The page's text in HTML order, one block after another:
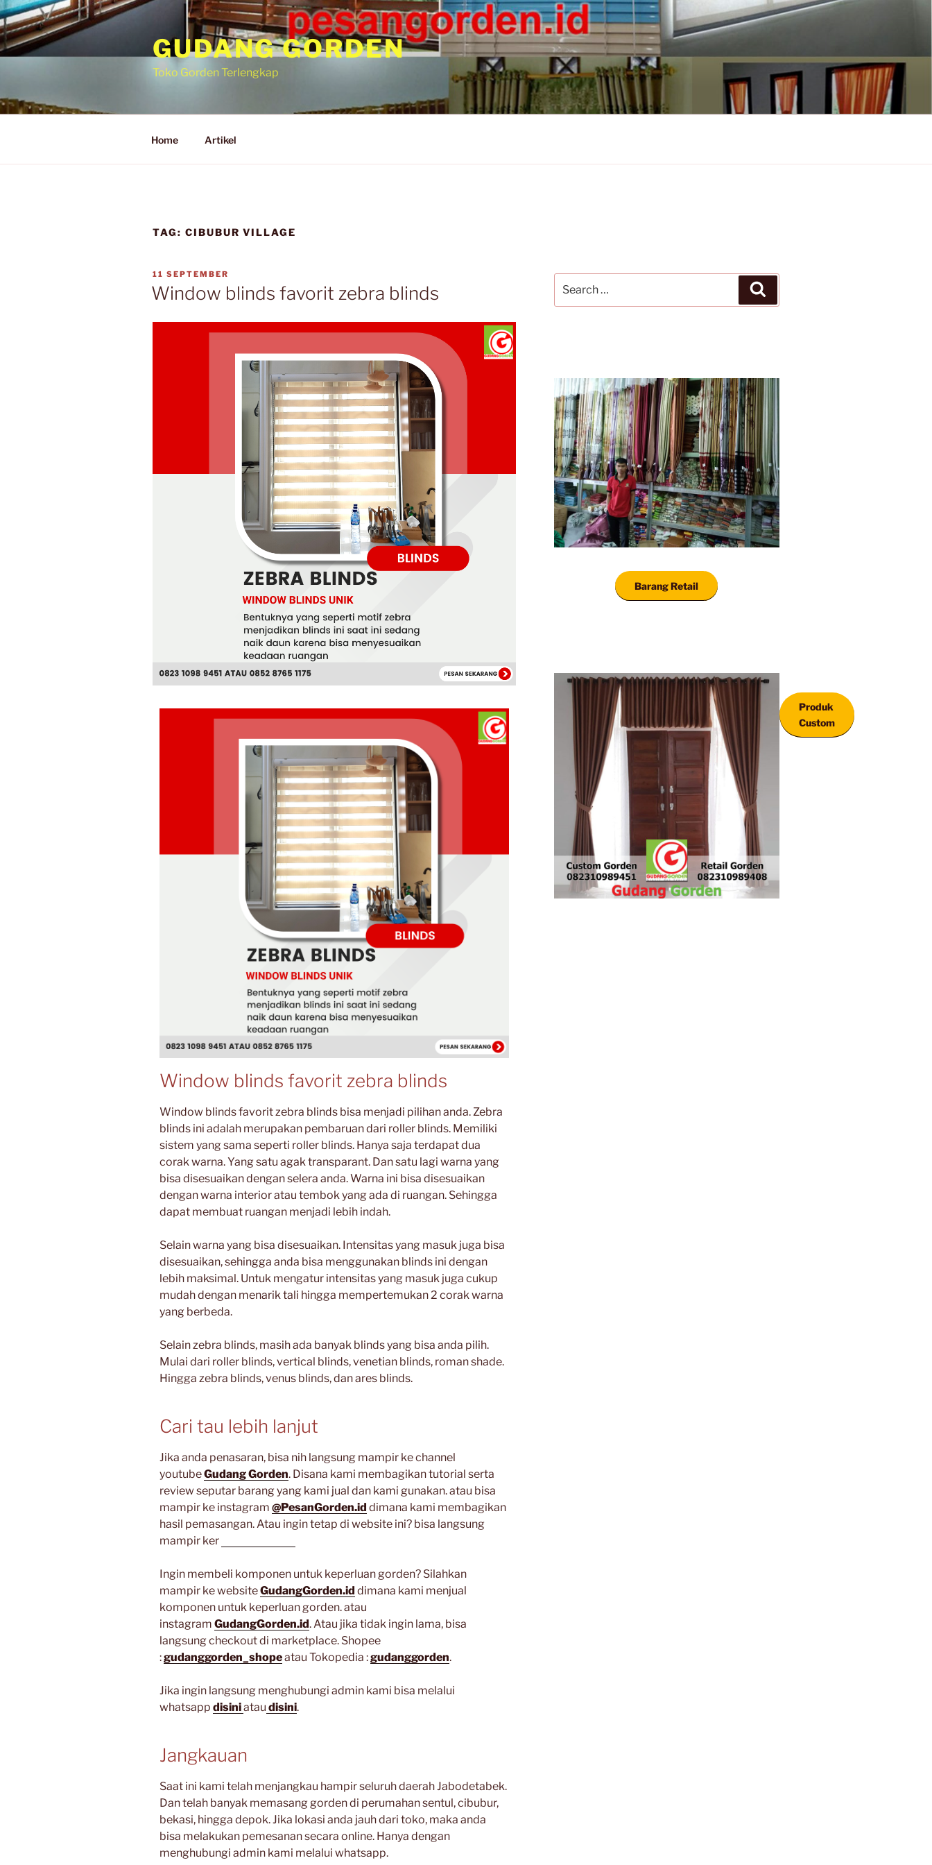
GUDANG GORDEN
Toko Gorden Terlengkap
Home Artikel
TAG: CIBUBUR VILLAGE
11 SEPTEMBER
Window blinds favorit zebra blinds
Window blinds favorit zebra blinds
Window blinds favorit zebra blinds bisa menjadi pilihan anda. Zebra
blinds ini adalah merupakan pembaruan dari roller blinds. Memiliki
sistem yang sama seperti roller blinds. Hanya saja terdapat dua
corak warna. Yang satu agak transparant. Dan satu lagi warna yang
bisa disesuaikan dengan selera anda. Warna ini bisa disesuaikan
dengan warna interior atau tembok yang ada di ruangan. Sehingga
dapat membuat ruangan menjadi lebih indah.
Selain warna yang bisa disesuaikan. Intensitas yang masuk juga bisa
disesuaikan, sehingga anda bisa menggunakan blinds ini dengan
lebih maksimal. Untuk mengatur intensitas yang masuk juga cukup
mudah dengan menarik tali hingga mempertemukan 2 corak warna
yang berbeda.
Selain zebra blinds, masih ada banyak blinds yang bisa anda pilih.
Mulai dari roller blinds, vertical blinds, venetian blinds, roman shade.
Hingga zebra blinds, venus blinds, dan ares blinds.
Cari tau lebih lanjut
Jika anda penasaran, bisa nih langsung mampir ke channel
youtubeGudang Gorden. Disana kami membagikan tutorial serta
review seputar barang yang kami jual dan kami gunakan. atau bisa
mampir ke instagram @PesanGorden.id dimana kami membagikan
hasil pemasangan. Atau ingin tetap di website ini? bisa langsung
mampir ker
Ingin membeli komponen untuk keperluan gorden? Silahkan
mampir ke websiteGudangGorden.id dimana kami menjual
komponen untuk keperluan gorden. atau
instagram GudangGorden.id. Atau jika tidak ingin lama, bisa
langsung checkout di marketplace. Shopee
:gudanggorden_shopeatau Tokopedia :gudanggorden.
Jika ingin langsung menghubungi admin kami bisa melalui
whatsapp disiniatau disini.
Jangkauan
Saat ini kami telah menjangkau hampir seluruh daerah Jabodetabek.
Dan telah banyak memasang gorden di perumahan sentul, cibubur,
bekasi, hingga depok. Jika lokasi anda jauh dari toko, maka anda
bisa melakukan pemesanan secara online. Hanya dengan
menghubungi admin kami melalui whatsapp.
Barang Retail
Produk
Custom